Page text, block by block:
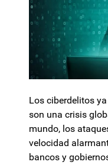
Los ciberdelitos
son una crisis
mundo, los
velocidad
bancos y